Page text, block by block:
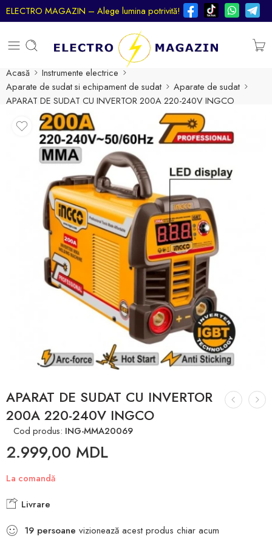
ELECTRO MAGAZIN – Alege lumina potrivită!
Acasă
Instrumente electrice
Aparate de sudat si echipament de sudat
Aparate de sudat
APARAT DE SUDAT CU INVERTOR 200A 220-240V INGCO
APARAT DE SUDAT CU INVERTOR
200A 220-240V INGCO
Cod produs: ING-MMA20069
2.999,00 MDL
La comandă
Livrare
19 persoane vizionează acest produs chiar acum